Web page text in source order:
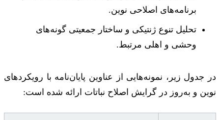
برنامه‌های اصلاحی نوین.
تحلیل تنوع ژنتیکی و ساختار جمعیتی گونه‌های
وحشی و اهلی مرتبط.
در جدول زیر، نمونه‌هایی از عناوین پایان‌نامه با رویکردهای
نوین و به‌روز در گرایش اصلاح نباتات ارائه شده است: